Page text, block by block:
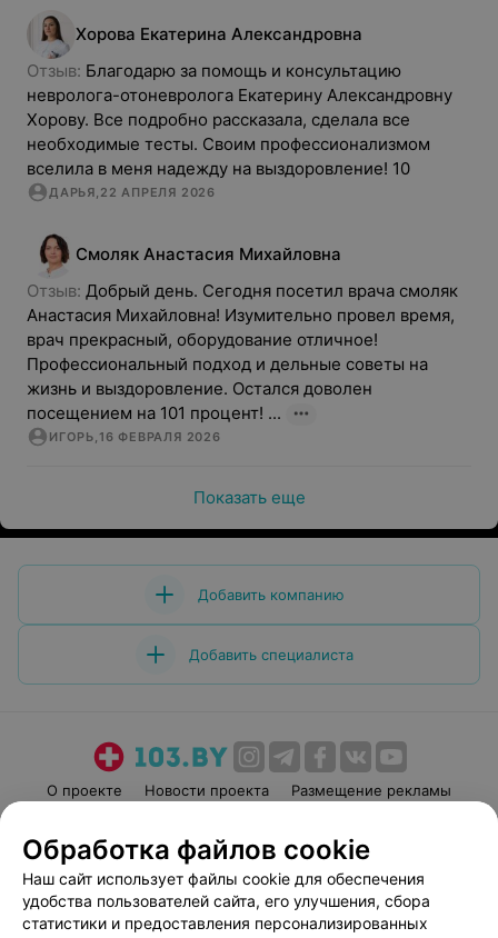
Хорова Екатерина Александровна
Отзыв: Благодарю за помощь и консультацию
невролога-отоневролога Екатерину Александровну
Хорову. Все подробно рассказала, сделала все
необходимые тесты. Своим профессионализмом
вселила в меня надежду на выздоровление! 10
ДАРЬЯ, 22 АПРЕЛЯ 2026
Смоляк Анастасия Михайловна
Отзыв: Добрый день. Сегодня посетил врача смоляк
Анастасия Михайловна! Изумительно провел время,
врач прекрасный, оборудование отличное!
Профессиональный подход и дельные советы на
жизнь и выздоровление. Остался доволен
посещением на 101 процент! ...
ИГОРЬ, 16 ФЕВРАЛЯ 2026
Показать еще
Добавить компанию
Добавить специалиста
О проекте Новости проекта
Размещение рекламы
Пользовательское соглашение
Способы оплаты
Вакансии
Партнеры
Написать руководителю 103.by
Обработка файлов cookie
Наш сайт использует файлы cookie для обеспечения
удобства пользователей сайта, его улучшения, сбора
статистики и предоставления персонализированных